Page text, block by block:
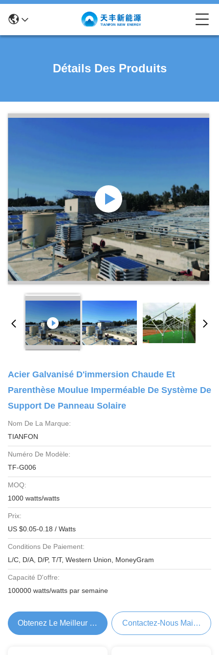
Détails Des Produits
Acier Galvanisé D'immersion Chaude Et
Parenthèse Moulue Imperméable De Système De
Support De Panneau Solaire
Nom De La Marque:
TIANFON
Numéro De Modèle:
TF-G006
MOQ:
1000 watts/watts
Prix:
US $0.05-0.18 / Watts
Conditions De Paiement:
L/C, D/A, D/P, T/T, Western Union, MoneyGram
Capacité D'offre:
100000 watts/watts par semaine
Obtenez Le Meilleur Prix Contactez-Nous Maintenant